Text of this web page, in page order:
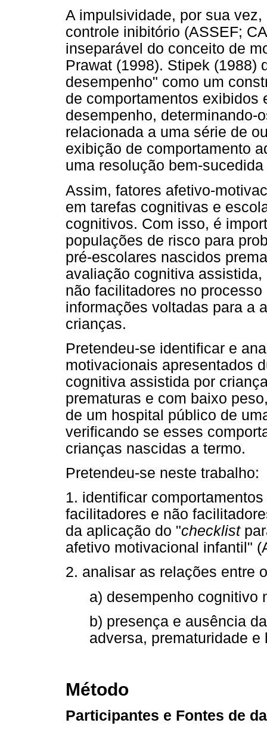
A impulsividade, por sua
controle inibitório (ASSEF;
inseparável do conceito de
Prawat (1998). Stipek (1988)
desempenho" como um
de comportamentos exibidos
desempenho, determinando-
relacionada a uma série de
exibição de comportamento
uma resolução bem-
Assim, fatores afetivo-
em tarefas cognitivas e
cognitivos. Com isso, é
populações de risco para
pré-escolares nascidos
avaliação cognitiva
não facilitadores no
informações voltadas para a
crianças.
Pretendeu-se identificar e
motivacionais apresentados
cognitiva assistida por
prematuras e com baixo
de um hospital público de
verificando se esses
crianças nascidas a termo.
Pretendeu-se neste trabalho:
1. identificar
facilitadores e não
da aplicação do "checklist
afetivo motivacional infantil"
2. analisar as relações entre
a) desempenho cognitivo
b) presença e ausência
adversa, prematuridade
Método
Participantes e Fontes de